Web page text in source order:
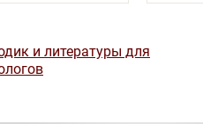
и литературы для